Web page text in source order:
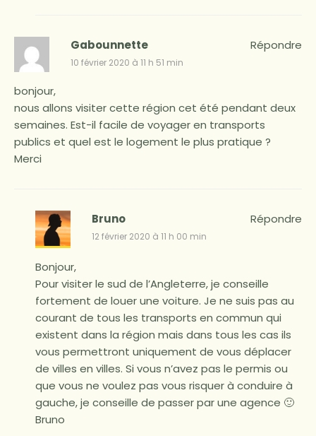
Gabounnette
10 février 2020 à 11 h 51 min
bonjour,
nous allons visiter cette région cet été pendant deux
semaines. Est-il facile de voyager en transports
publics et quel est le logement le plus pratique ?
Merci
Répondre
Bruno
12 février 2020 à 11 h 00 min
Bonjour,
Pour visiter le sud de l’Angleterre, je conseille
fortement de louer une voiture. Je ne suis pas au
courant de tous les transports en commun qui
existent dans la région mais dans tous les cas ils
vous permettront uniquement de vous déplacer
de villes en villes. Si vous n’avez pas le permis ou
que vous ne voulez pas vous risquer à conduire à
gauche, je conseille de passer par une agence 🙂
Bruno
Répondre